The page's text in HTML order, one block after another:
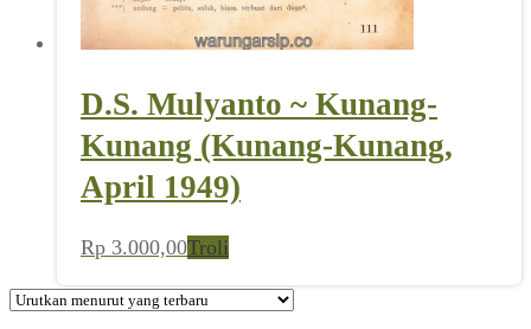
D.S. Mulyanto ~ Kunang-
Kunang (Kunang-Kunang,
April 1949)
Rp 3.000,00Troli